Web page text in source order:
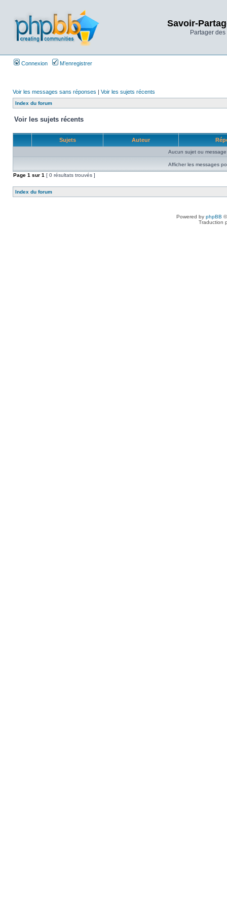
Savoir-
Partager
Connexion M’enregistrer
Voir les messages sans réponses | Voir les sujets récents
Index du forum
Voir les sujets récents
Sujets Auteur
Aucun sujet ou
Afficher les messages
Page 1 sur 1 [ 0 résultats trouvés ]
Index du forum
Powered by phpBB
Traduction